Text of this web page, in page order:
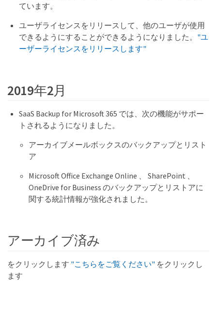
ています。
ユーザライセンスをリリースして、他のユーザが使用
できるようにすることができるようになりました。 "ユ
ーザーライセンスをリリースします"
2019年2月
SaaS Backup for Microsoft 365 では、次の機能がサポー
トされるようになりました。
アーカイブメールボックスのバックアップとリスト
ア
Microsoft Office Exchange Online 、 SharePoint 、
OneDrive for Business のバックアップとリストアに
関する統計情報が強化されました。
アーカイブ済み
をクリックします "こちらをご覧ください" をクリックし
ます